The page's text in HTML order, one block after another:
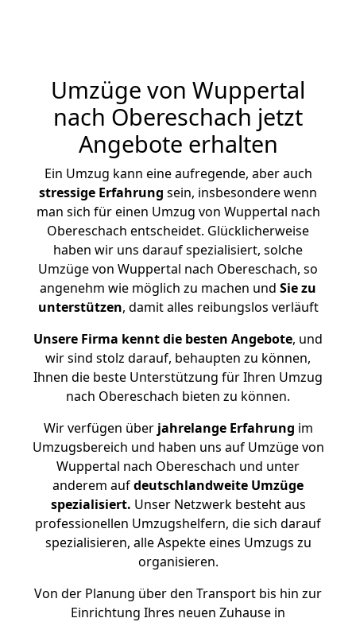
Umzüge von Wuppertal
nach Obereschach jetzt
Angebote erhalten
Ein Umzug kann eine aufregende, aber auch
stressige Erfahrung sein, insbesondere wenn
man sich für einen Umzug von Wuppertal nach
Obereschach entscheidet. Glücklicherweise
haben wir uns darauf spezialisiert, solche
Umzüge von Wuppertal nach Obereschach, so
angenehm wie möglich zu machen und Sie zu
unterstützen, damit alles reibungslos verläuft
Unsere Firma kennt die besten Angebote, und
wir sind stolz darauf, behaupten zu können,
Ihnen die beste Unterstützung für Ihren Umzug
nach Obereschach bieten zu können.
Wir verfügen überjahrelange Erfahrung im
Umzugsbereich und haben uns auf Umzüge von
Wuppertal nach Obereschach und unter
anderem aufdeutschlandweite Umzüge
spezialisiert. Unser Netzwerk besteht aus
professionellen Umzugshelfern, die sich darauf
spezialisieren, alle Aspekte eines Umzugs zu
organisieren.
Von der Planung über den Transport bis hin zur
Einrichtung Ihres neuen Zuhause in